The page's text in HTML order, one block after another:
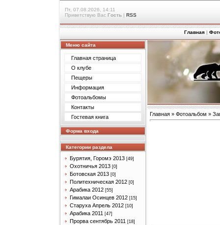
Пт, 07.08.2026, 14:11
Приветствую Вас Гость | RSS
Главная |
Меню сайта
Главная страница
О клубе
Пещеры
Информация
Фотоальбомы
Контакты
Гостевая книга
Форма входа
Категории раздела
Бурятия, Горомэ 2013 [49]
Охотничья 2013 [0]
Ботовская 2013 [0]
Политехническая 2012 [0]
Арабика 2012 [55]
Гималаи Осинцев 2012 [15]
Старуха Апрель 2012 [10]
Арабика 2011 [47]
Прорва сентябрь 2011 [18]
Главная » Фотоальбом »